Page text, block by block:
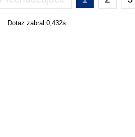
Dotaz zabral 0,432s.